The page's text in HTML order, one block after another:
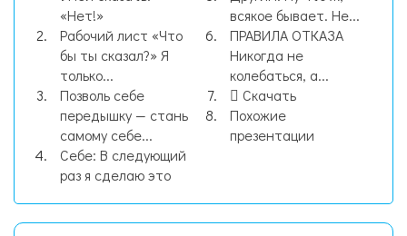
«Нет!»
Рабочий лист «Что
бы ты сказал?» Я
только...
Позволь себе
передышку — стань
самому себе...
Себе: В следующий
раз я сделаю это
всякое бывает. Не...
ПРАВИЛА ОТКАЗА
Никогда не
колебаться, а...
Скачать
Похожие
презентации